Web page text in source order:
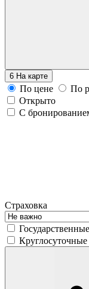
6 На карте
По цене
По
Открыто
С
Страховка
Государственные
Круглосуточные